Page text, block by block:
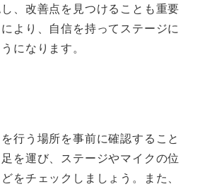
、改善点を見つけることも重要
より、自信を持ってステージに
になります。
行う場所を事前に確認すること
を運び、ステージやマイクの位
をチェックしましょう。また、